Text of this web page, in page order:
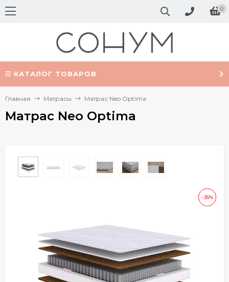
0
КАТАЛОГ ТОВАРОВ
Главная Матрасы Матрас Neo Optima
Матрас Neo Optima
-35%